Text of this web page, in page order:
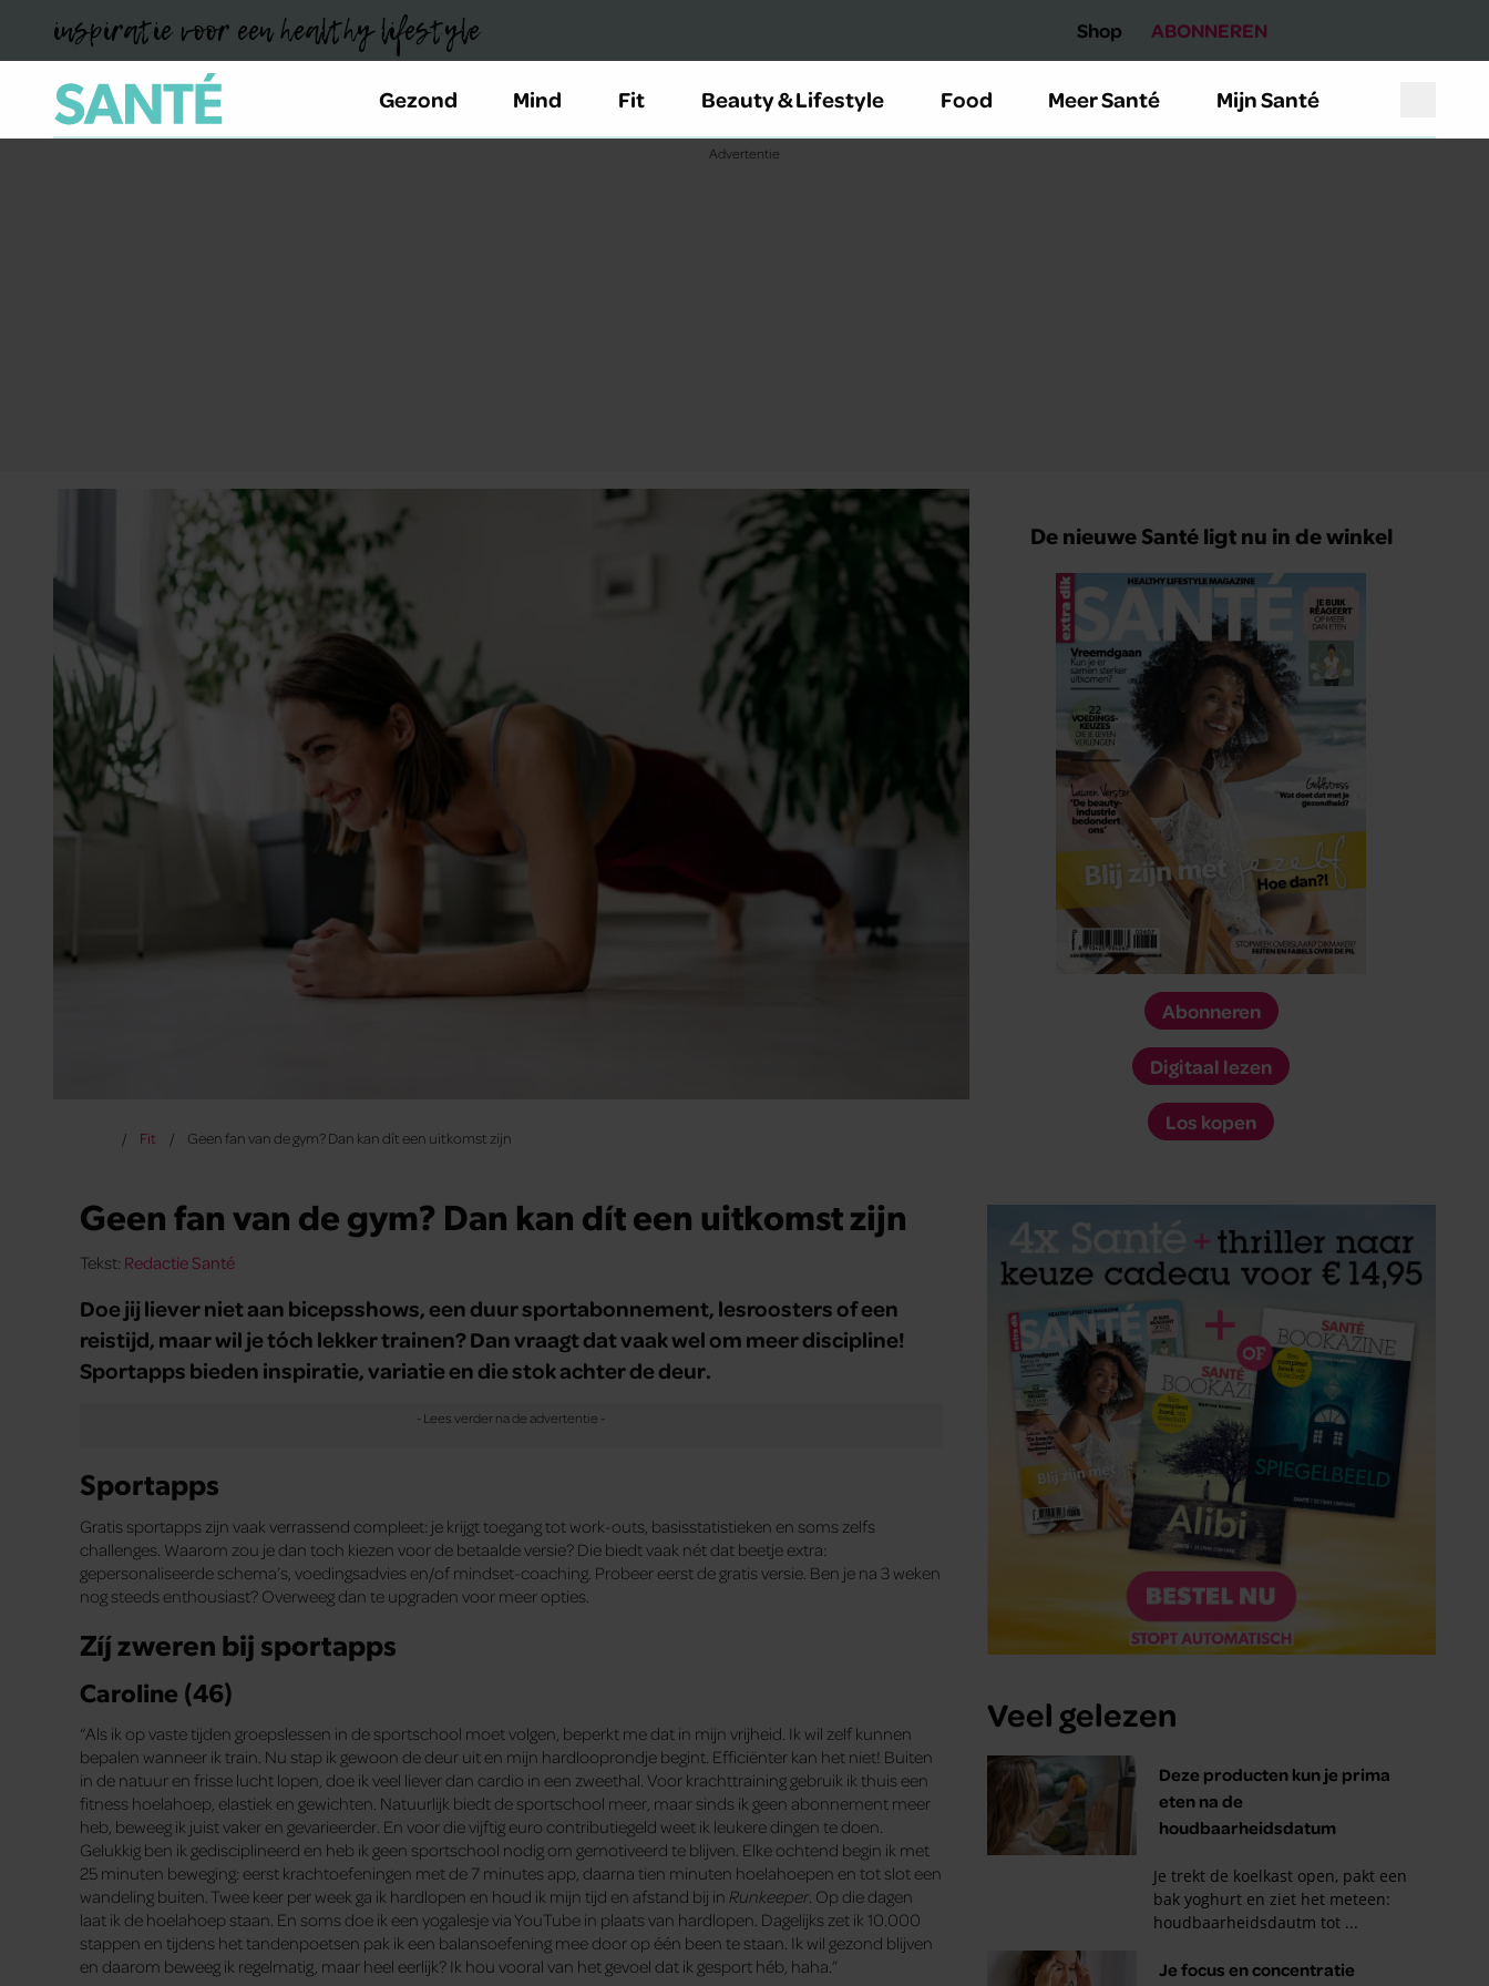
inspiratie voor een healthy lifestyle Shop ABONNEREN
Gezond Mind Fit Beauty & Lifestyle Food Meer Santé Mijn Santé
Fit Geen fan van de gym? Dan kan dít een uitkomst zijn
Geen fan van de gym? Dan kan dít een uitkomst zijn
Tekst: Redactie Santé
Doe jij liever niet aan bicepsshows, een duur sportabonnement, lesroosters of een
reistijd, maar wil je tóch lekker trainen? Dan vraagt dat vaak wel om meer discipline!
Sportapps bieden inspiratie, variatie en die stok achter de deur.
Sportapps
Gratis sportapps zijn vaak verrassend compleet: je krijgt toegang tot work-outs, basisstatistieken en soms zelfs
challenges. Waarom zou je dan toch kiezen voor de betaalde versie? Die biedt vaak nét dat beetje extra:
gepersonaliseerde schema’s, voedingsadvies en/of mindset-coaching. Probeer eerst de gratis versie. Ben je na 3 weken
nog steeds enthousiast? Overweeg dan te upgraden voor meer opties.
Zíj zweren bij sportapps
Caroline (46)
“Als ik op vaste tijden groepslessen in de sportschool moet volgen, beperkt me dat in mijn vrijheid. Ik wil zelf kunnen
bepalen wanneer ik train. Nu stap ik gewoon de deur uit en mijn hardlooprondje begint. Efficiënter kan het niet! Buiten
in de natuur en frisse lucht lopen, doe ik veel liever dan cardio in een zweethal. Voor krachttraining gebruik ik thuis een
fitness hoelahoep, elastiek en gewichten. Natuurlijk biedt de sportschool meer, maar sinds ik geen abonnement meer
heb, beweeg ik juist vaker en gevarieerder. En voor die vijftig euro contributiegeld weet ik leukere dingen te doen.
Gelukkig ben ik gedisciplineerd en heb ik geen sportschool nodig om gemotiveerd te blijven. Elke ochtend begin ik met
25 minuten beweging: eerst krachtoefeningen met de 7 minutes app, daarna tien minuten hoelahoepen en tot slot een
wandeling buiten. Twee keer per week ga ik hardlopen en houd ik mijn tijd en afstand bij in Runkeeper. Op die dagen
laat ik de hoelahoep staan. En soms doe ik een yogalesje via YouTube in plaats van hardlopen. Dagelijks zet ik 10.000
stappen en tijdens het tandenpoetsen pak ik een balansoefening mee door op één been te staan. Ik wil gezond blijven
en daarom beweeg ik regelmatig, maar heel eerlijk? Ik hou vooral van het gevoel dat ik gesport héb, haha.”
De nieuwe Santé ligt nu in de winkel
Abonneren
Digitaal lezen
Los kopen